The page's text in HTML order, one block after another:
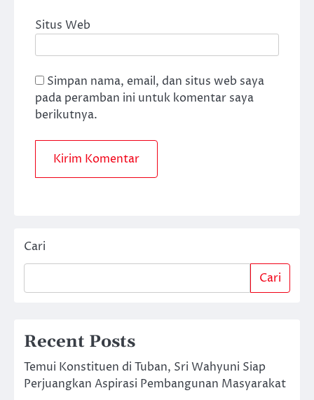
Situs Web
Simpan nama, email, dan situs web saya
pada peramban ini untuk komentar saya
berikutnya.
Cari
Cari
Recent Posts
Temui Konstituen di Tuban, Sri Wahyuni Siap
Perjuangkan Aspirasi Pembangunan Masyarakat